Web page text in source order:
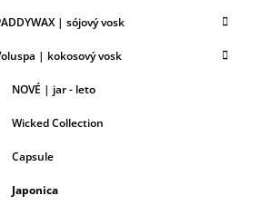
| sójový vosk
| kokosový vosk
NOVÉ | jar - leto
Wicked Collection
Capsule
Japonica